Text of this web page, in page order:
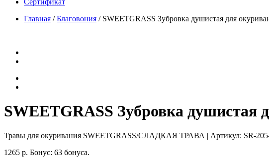
Cертификат
Главная /Благовония / SWEETGRASS Зубровка душистая для
SWEETGRASS Зубровка душистая
Травы для окуривания SWEETGRASS/СЛАДКАЯ ТРАВА | Артикул: SR-
1265 р. Бонус: 63 бонуса.